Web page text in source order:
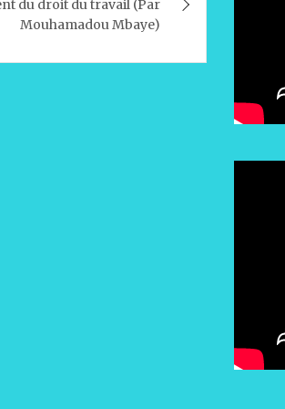
du droit du travail (Par
Mouhamadou Mbaye)